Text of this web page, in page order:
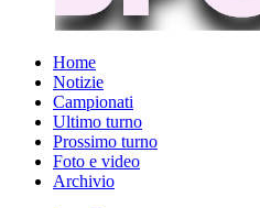
Home
Notizie
Campionati
Ultimo turno
Prossimo turno
Foto e video
Archivio